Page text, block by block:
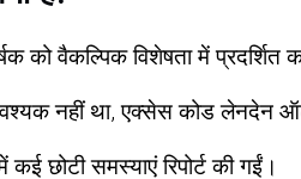
को वैकल्पिक विशेषता में प्रदर्शित
नहीं था, एक्सेस कोड लेनदेन ऑटो-
कई छोटी समस्याएं रिपोर्ट की गईं।